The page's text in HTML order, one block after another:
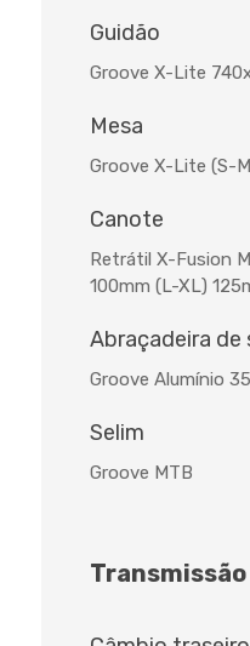
Guidão
Groove X-Lite
Mesa
Groove X-Lite (S-
Canote
Retrátil X-Fusion
100mm (L-XL)
Abraçadeira de
Groove Alumínio
Selim
Groove MTB
Transmissão